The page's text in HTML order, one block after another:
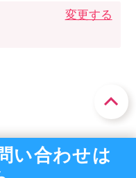
変更する
い合わせは